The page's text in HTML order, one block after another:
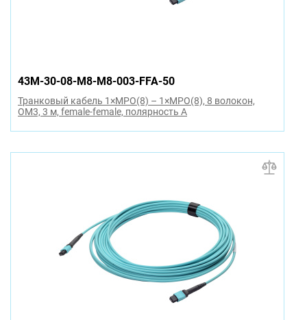
43M-30-08-M8-M8-003-FFA-50
Транковый кабель 1×MPO(8) – 1×MPO(8), 8 волокон,
OM3, 3 м, female-female, полярность A